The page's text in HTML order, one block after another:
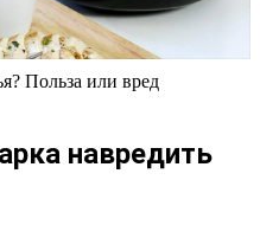
Польза или вред
навредить